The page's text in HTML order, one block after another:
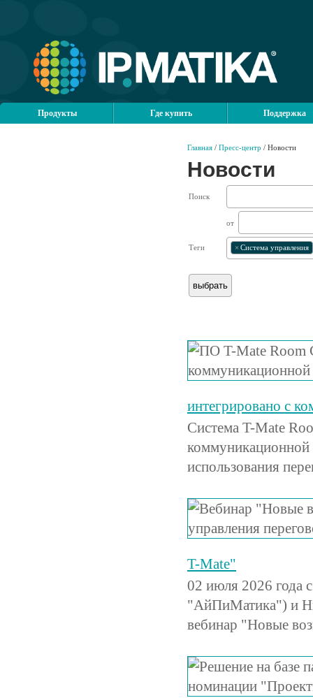
Продукты Где купить Поддержка
Главная / Пресс-центр / Новости
Новости
Поиск
от
Теги × Система управления
интегрировано с
Система T-Mate
использования
T-Mate"
02 июля 2026
"АйПиМатика") и
вебинар "Новые